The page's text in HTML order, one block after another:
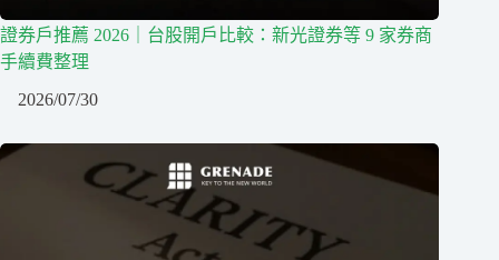
證券戶推薦 2026｜台股開戶比較：新光證券等 9 家券商
手續費整理
2026/07/30